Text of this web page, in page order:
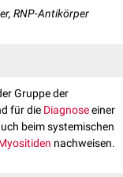
RNP-Antikörper
Gruppe der
für die Diagnoseeiner
beim systemischen
nachweisen.